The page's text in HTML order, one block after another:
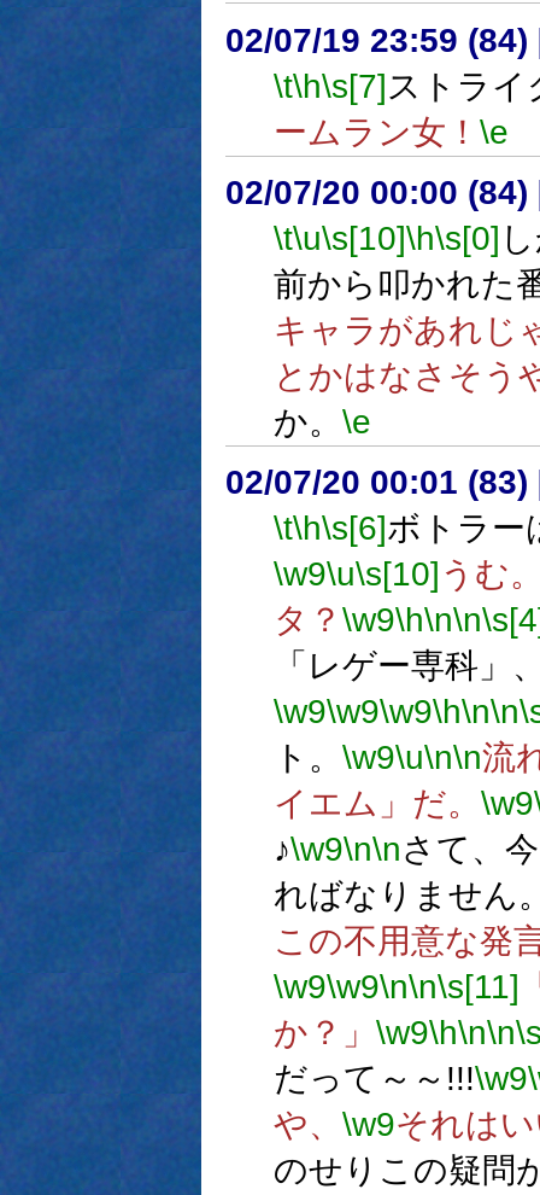
02/07/19 23:59 (84)
\t\h\s[7]ストライ
ームラン女！ \e
02/07/20 00:00 (84)
\t\u\s[10]\h\s[0]
前から叩かれた
キャラがあれじ
とかはなさそう
か。 \e
02/07/20 00:01 (83)
\t\h\s[6]ボトラー
\w9\u\s[10] うむ
タ？ \w9\h\n\n
「レゲー専科」
\w9\w9\w9\h\n\n
ト。 \w9\u\n\n流
イエム」だ。 \w9
♪\w9\n\nさて、
ればなりません
この不用意な発
\w9\w9\n\n\s[11]
か？」 \w9\h\n\n
だって～～!!!\w9
や、 \w9それは
のせりこの疑問